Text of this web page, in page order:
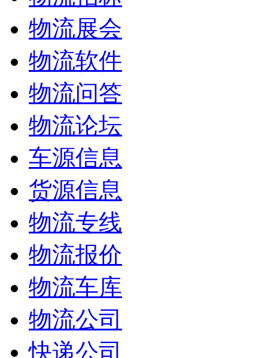
物流展会
物流软件
物流问答
物流论坛
车源信息
货源信息
物流专线
物流报价
物流车库
物流公司
快递公司